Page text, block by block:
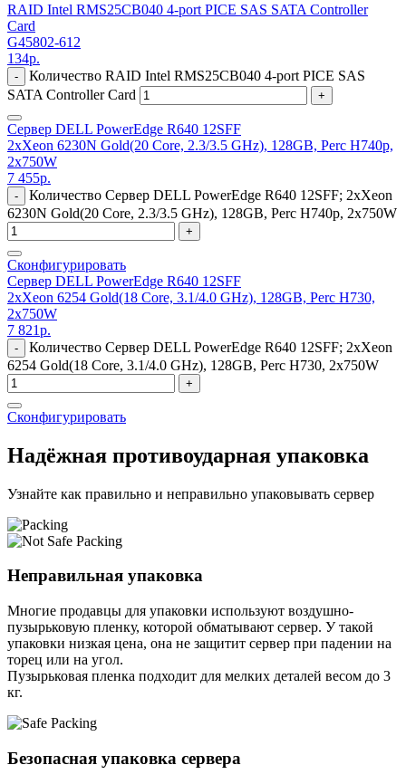
RAID Intel RMS25CB040 4-port PICE SAS SATA Controller
Card
G45802-612
134р.
-
Количество RAID Intel RMS25CB040 4-port PICE SAS
SATA Controller Card
+
Сервер DELL PowerEdge R640 12SFF
2xXeon 6230N Gold(20 Core, 2.3/3.5 GHz), 128GB, Perc H740p,
2x750W
7 455р.
-
Количество Сервер DELL PowerEdge R640 12SFF; 2xXeon
6230N Gold(20 Core, 2.3/3.5 GHz), 128GB, Perc H740p, 2x750W
+
Сконфигурировать
Сервер DELL PowerEdge R640 12SFF
2xXeon 6254 Gold(18 Core, 3.1/4.0 GHz), 128GB, Perc H730,
2x750W
7 821р.
-
Количество Сервер DELL PowerEdge R640 12SFF; 2xXeon
6254 Gold(18 Core, 3.1/4.0 GHz), 128GB, Perc H730, 2x750W
+
Сконфигурировать
Надёжная противоударная упаковка
Узнайте как правильно и неправильно упаковывать сервер
Неправильная упаковка
Многие продавцы для упаковки используют воздушно-
пузырьковую пленку, которой обматывают сервер. У такой
упаковки низкая цена, она не защитит сервер при падении на
торец или на угол.
Пузырьковая пленка подходит для мелких деталей весом до 3
кг.
Безопасная упаковка сервера